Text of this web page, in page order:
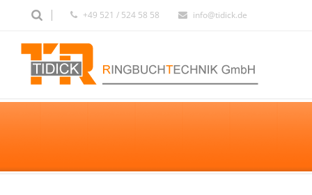
+49 521 / 524 58 58 info@tidick.de